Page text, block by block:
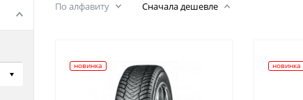
По алфавиту Сначала дешевле
новинка новинка